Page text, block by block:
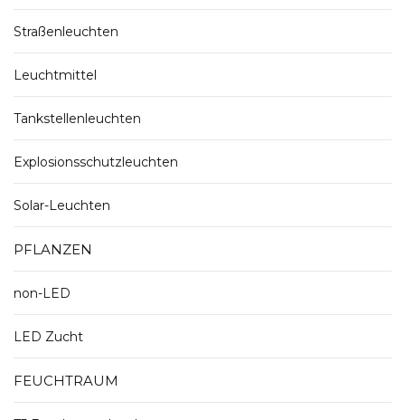
Straßenleuchten
Leuchtmittel
Tankstellenleuchten
Explosionsschutzleuchten
Solar-Leuchten
PFLANZEN
non-LED
LED Zucht
FEUCHTRAUM